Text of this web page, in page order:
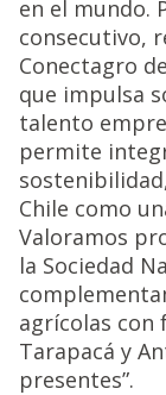
en el mundo.
consecutivo,
Conectagro
que impulsa
talento
permite
Chile como
Valoramos
la Sociedad
agrícolas con
Tarapacá y
presentes”.